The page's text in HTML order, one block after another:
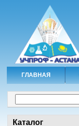
ГЛАВНАЯ
Каталог